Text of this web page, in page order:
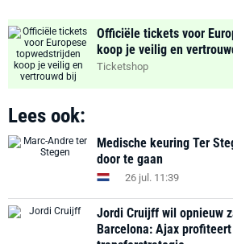
Officiële tickets voor
koop je veilig en
Ticketshop
Lees ook:
Medische keuring Ter
door te gaan
26 jul. 11:39
Jordi Cruijff wil opnieuw
Barcelona: Ajax